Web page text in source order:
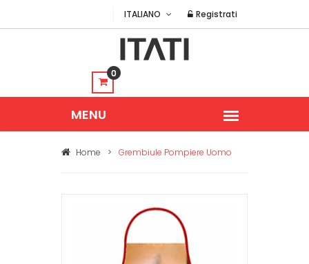
ITALIANO Registrati
0
Home > Grembiule Pompiere Uomo